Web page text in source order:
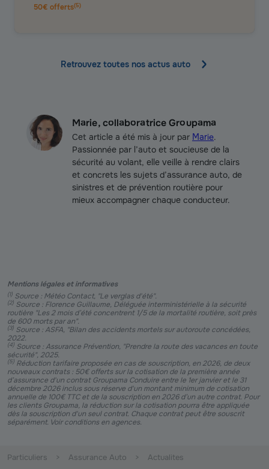
50€ offerts(5)
Retrouvez toutes nos actus auto
Marie, collaboratrice Groupama
Cet article a été mis à jour par Marie.
Passionnée par l’auto et soucieuse de la
sécurité au volant, elle veille à rendre clairs
et concrets les sujets d’assurance auto, de
sinistres et de prévention routière pour
mieux accompagner chaque conducteur.
Mentions légales et informatives
(1) Source : Météo Contact, "Le verglas d'été".
(2) Source : Florence Guillaume, Déléguée interministérielle à la sécurité
routière "Les 2 mois d’été concentrent 1/5 de la mortalité routière, soit près
de 600 morts par an".
(3) Source : ASFA, "Bilan des accidents mortels sur autoroute concédées,
2022.
(4) Source : Assurance Prévention, "Prendre la route des vacances en toute
sécurité", 2025.
(5) Réduction tarifaire proposée en cas de souscription, en 2026, de deux
nouveaux contrats : 50€ offerts sur la cotisation de la première année
d’assurance d'un contrat Groupama Conduire entre le 1er janvier et le 31
décembre 2026 inclus sous réserve d'un montant minimum de cotisation
annuelle de 100€ TTC et de la souscription en 2026 d’un autre contrat. Pour
les clients Groupama, la réduction sur la cotisation pourra être appliquée
dès la souscription d'un seul contrat. Chaque contrat peut être souscrit
séparément. Voir conditions en agences.
Particuliers Assurance Auto Actualites